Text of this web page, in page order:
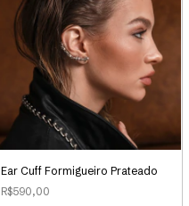
Ear Cuff Formigueiro Prateado
R$590,00